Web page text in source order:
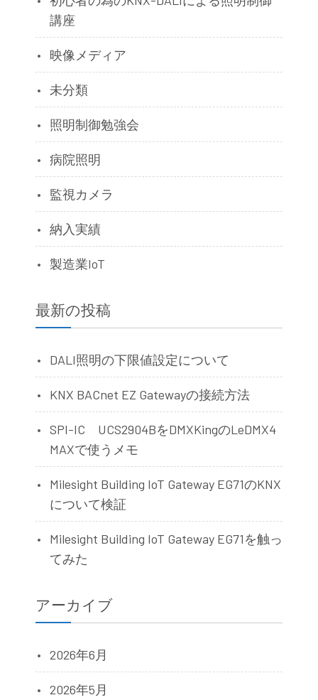
講座
映像メディア
未分類
照明制御勉強会
病院照明
監視カメラ
納入実績
製造業IoT
最新の投稿
DALI照明の下限値設定について
KNX BACnet EZ Gatewayの接続方法
SPI-IC UCS2904BをDMXKingのLeDMX4
MAXで使うメモ
Milesight Building IoT Gateway EG71のKNX
について検証
Milesight Building IoT Gateway EG71を触っ
てみた
アーカイブ
2026年6月
2026年5月